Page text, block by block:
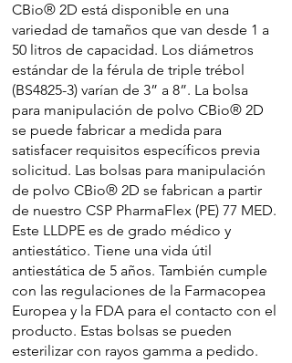
CBio® 2D está disponible en una
variedad de tamaños que van desde 1 a
50 litros de capacidad. Los diámetros
estándar de la férula de triple trébol
(BS4825-3) varían de 3” a 8”. La bolsa
para manipulación de polvo CBio® 2D
se puede fabricar a medida para
satisfacer requisitos específicos previa
solicitud. Las bolsas para manipulación
de polvo CBio® 2D se fabrican a partir
de nuestro CSP PharmaFlex (PE) 77 MED.
Este LLDPE es de grado médico y
antiestático. Tiene una vida útil
antiestática de 5 años. También cumple
con las regulaciones de la Farmacopea
Europea y la FDA para el contacto con el
producto. Estas bolsas se pueden
esterilizar con rayos gamma a pedido.